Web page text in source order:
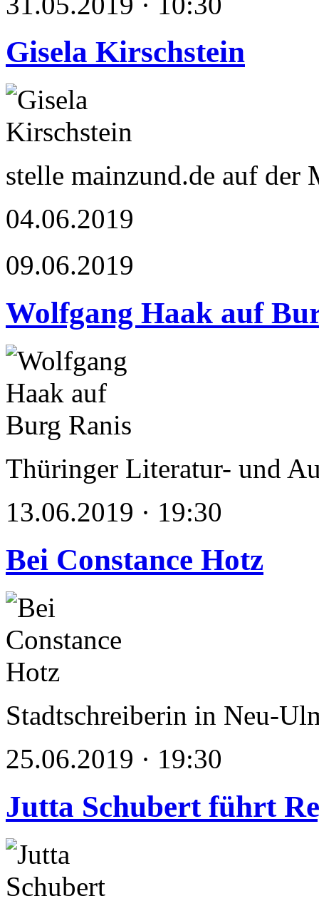
Gisela Kirschstein
stelle mainzund.de auf der
04.06.2019
09.06.2019
Wolfgang Haak auf
Thüringer Literatur- und
13.06.2019 · 19:30
Bei Constance Hotz
Stadtschreiberin in Neu-
25.06.2019 · 19:30
Jutta Schubert führt